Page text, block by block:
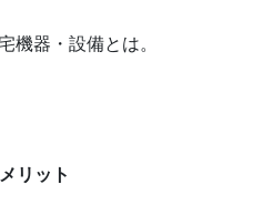
機器・設備とは。
リット